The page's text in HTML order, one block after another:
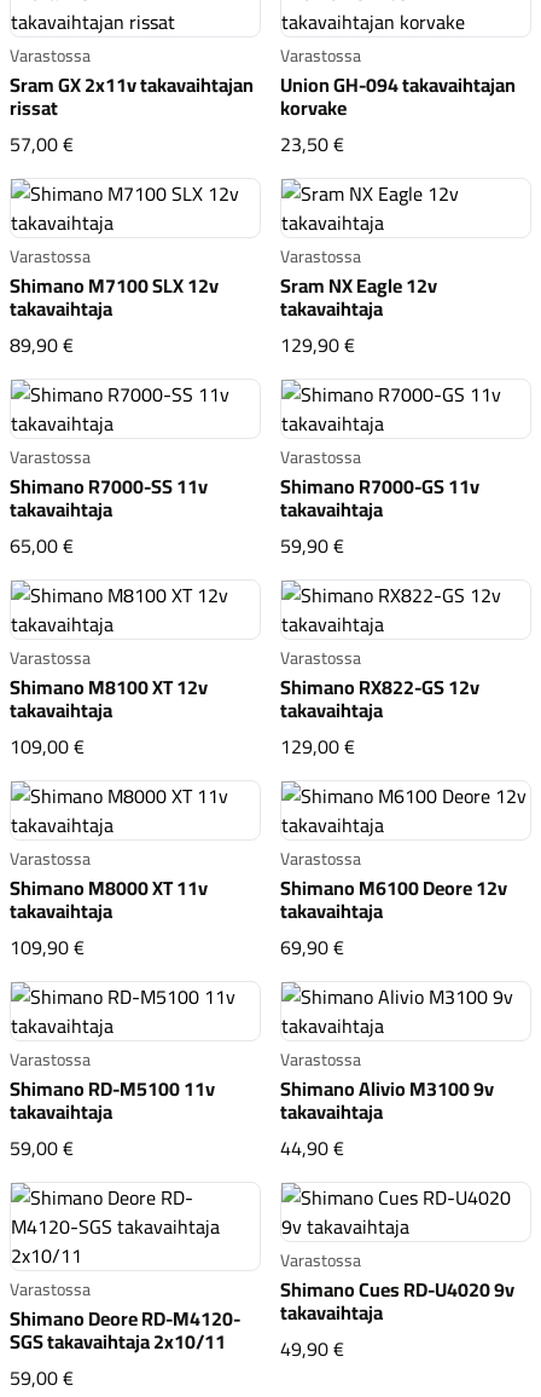
Komponentit
Katso koko valikoima
Varastossa
Sram GX 2x11v takavaihtajan
rissat
57,00 €Sram GX 2x11v takavaihtajan rissat
Varastossa
Union GH-094 takavaihtajan
korvake
23,50 €Union GH-094
Varastossa
Shimano M7100 SLX 12v
takavaihtaja
89,90 €Shimano M7100 SLX 12v takavaihtaja
Varastossa
Sram NX Eagle 12v
takavaihtaja
129,90 €Sram NX Eagle 12v
Varastossa
Shimano R7000-SS 11v
takavaihtaja
65,00 €Shimano R7000-SS 11v takavaihtaja
Varastossa
Shimano R7000-GS 11v
takavaihtaja
59,90 €Shimano R7000-GS
Varastossa
Shimano M8100 XT 12v
takavaihtaja
109,00 €Shimano M8100 XT 12v takavaihtaja
Varastossa
Shimano RX822-GS 12v
takavaihtaja
129,00 €Shimano RX822-GS
Varastossa
Shimano M8000 XT 11v
takavaihtaja
109,90 €Shimano M8000 XT 11v takavaihtaja
Varastossa
Shimano M6100 Deore 12v
takavaihtaja
69,90 €Shimano M6100
Varastossa
Shimano RD-M5100 11v
takavaihtaja
59,00 €Shimano RD-M5100 11v takavaihtaja
Varastossa
Shimano Alivio M3100 9v
takavaihtaja
44,90 €Shimano Alivio M3100
Varastossa
Shimano Deore RD-M4120-
SGS takavaihtaja 2x10/11
59,00 €Shimano Deore RD-M4120-SGS takavaihtaja 2x10/11
Varastossa
Shimano Cues RD-U4020 9v
takavaihtaja
49,90 €Shimano Cues RD-